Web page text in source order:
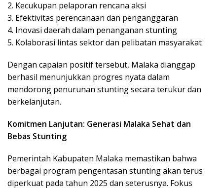
2. Kecukupan pelaporan rencana aksi
3. Efektivitas perencanaan dan penganggaran
4. Inovasi daerah dalam penanganan stunting
5. Kolaborasi lintas sektor dan pelibatan masyarakat
Dengan capaian positif tersebut, Malaka dianggap
berhasil menunjukkan progres nyata dalam
mendorong penurunan stunting secara terukur dan
berkelanjutan.
Komitmen Lanjutan: Generasi Malaka Sehat dan
Bebas Stunting
Pemerintah Kabupaten Malaka memastikan bahwa
berbagai program pengentasan stunting akan terus
diperkuat pada tahun 2025 dan seterusnya. Fokus